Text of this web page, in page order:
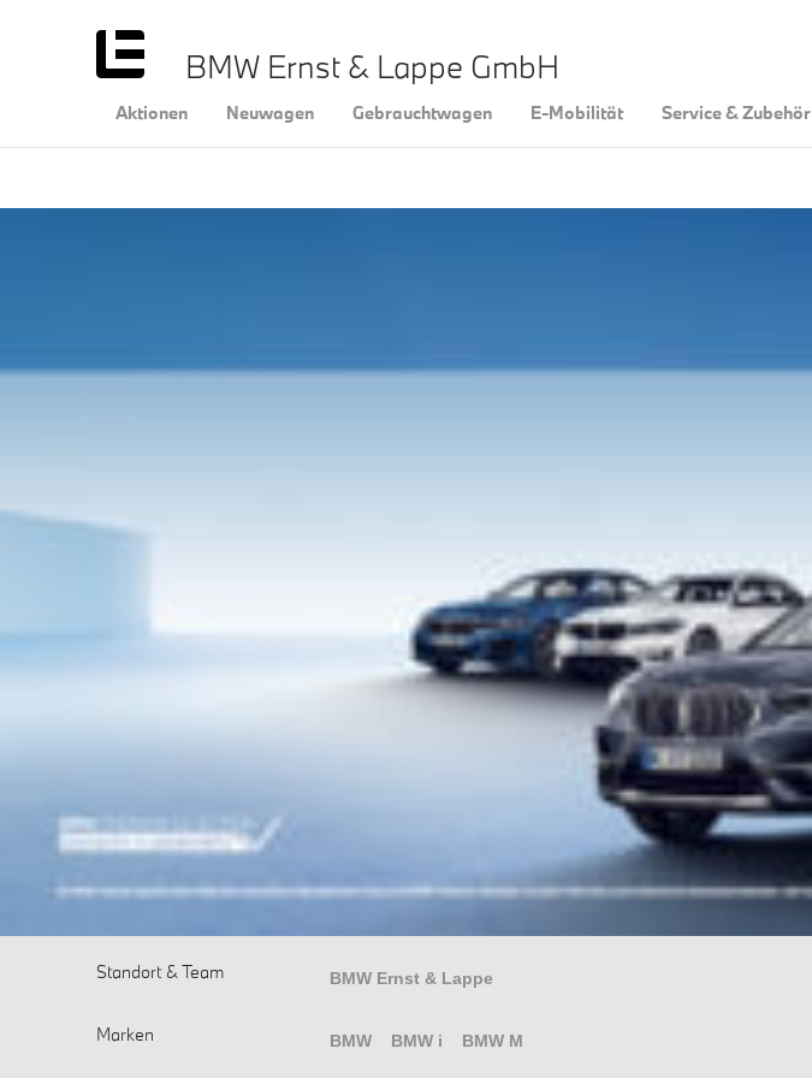
BMW Ernst & Lappe GmbH
Aktionen Neuwagen Gebrauchtwagen E-Mobilität Service & Zubehör
Standort & Team BMW Ernst & Lappe
Marken BMW BMW i BMW M